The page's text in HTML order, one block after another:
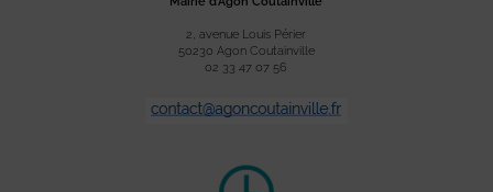
2, avenue Louis Périer
50230 Agon Coutainville
02 33 47 07 56